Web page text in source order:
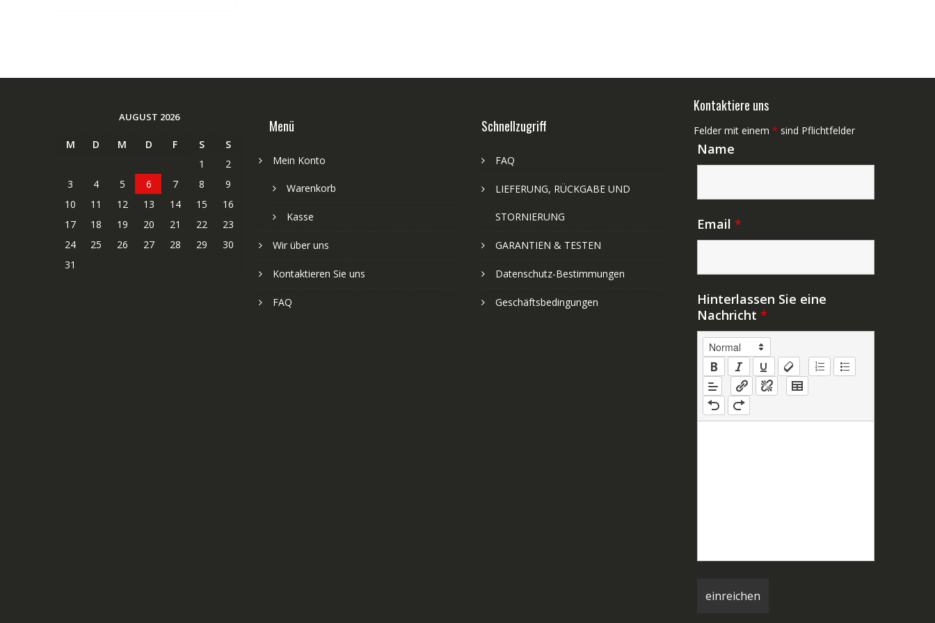
AUGUST 2026
M D M D F S
S
1
2
3
4 5 6 7 8
9
10
11 12 13 14 15
16
17
18 19 20 21 22
23
24
25 26 27 28 29
30
31
Menü
Mein Konto
Warenkorb
Kasse
Wir über uns
Kontaktieren Sie uns
FAQ
Schnellzugriff
FAQ
LIEFERUNG, RÜCKGABE UND
STORNIERUNG
GARANTIEN & TESTEN
Datenschutz-Bestimmungen
Geschäftsbedingungen
Kontaktiere uns
Felder mit einem * sind Pflichtfelder
Name
Email *
Hinterlassen Sie eine
Nachricht *